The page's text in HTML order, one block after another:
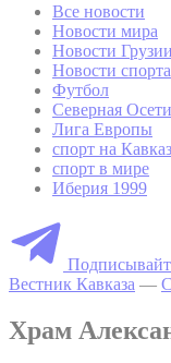
Все новости
Новости мира
Новости Грузии
Новости спорта
Футбол
Северная
Лига Европы
спорт на
спорт в мире
Иберия 1999
Вестник Кавказа —
Храм